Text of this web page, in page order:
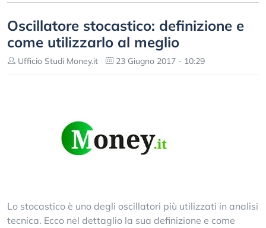
Oscillatore stocastico: definizione e
come utilizzarlo al meglio
Ufficio Studi Money.it 23 Giugno 2017 - 10:29
Lo stocastico è uno degli oscillatori più utilizzati in analisi
tecnica. Ecco nel dettaglio la sua definizione e come